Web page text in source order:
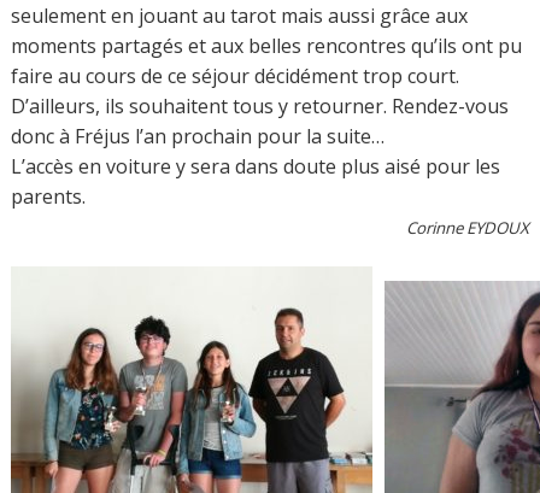
seulement en jouant au tarot mais aussi grâce aux
moments partagés et aux belles rencontres qu’ils ont pu
faire au cours de ce séjour décidément trop court.
D’ailleurs, ils souhaitent tous y retourner. Rendez-vous
donc à Fréjus l’an prochain pour la suite…
L’accès en voiture y sera dans doute plus aisé pour les
parents.
Corinne EYDOUX